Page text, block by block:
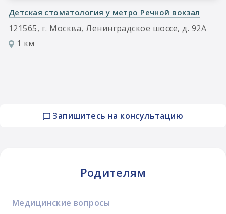
Запишитесь на консультацию
Родителям
Медицинские вопросы
Детская стоматология у метро Речной вокзал
121565, г. Москва, Ленинградское шоссе, д. 92А
1 км